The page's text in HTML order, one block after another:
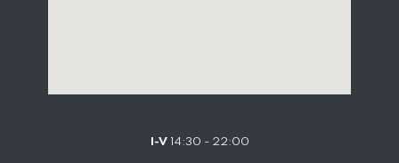
I-V14:30 - 22:00